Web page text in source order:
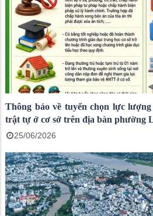
Thông báo về tuyển chọn lực
trật tự ở cơ sở trên địa bàn phường
25/06/2026